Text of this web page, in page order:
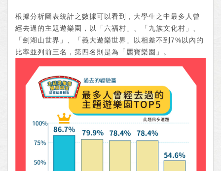
根據分析圖表統計之數據可以看到，大學生之中最多人曾
經去過的主題遊樂園，以「六福村」、「九族文化村」、
「劍湖山世界」、「義大遊樂世界」以相差不到7%以內的
比率並列前三名，第四名則是為「麗寶樂園」。